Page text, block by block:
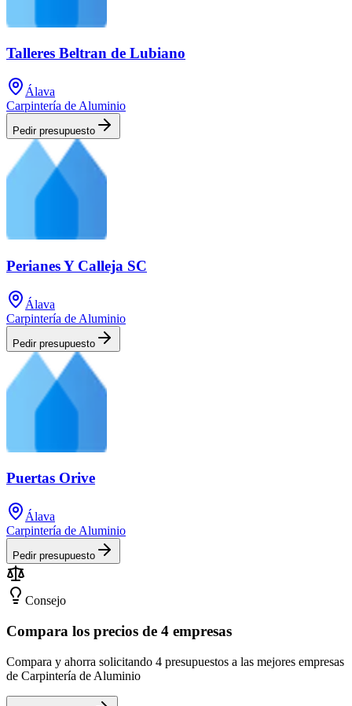
Talleres Beltran de Lubiano
Álava
Carpintería de Aluminio
Pedir presupuesto
Perianes Y Calleja SC
Álava
Carpintería de Aluminio
Pedir presupuesto
Puertas Orive
Álava
Carpintería de Aluminio
Pedir presupuesto
Consejo
Compara los precios de 4 empresas
Compara y ahorra solicitando 4 presupuestos a las mejores empresas
de Carpintería de Aluminio